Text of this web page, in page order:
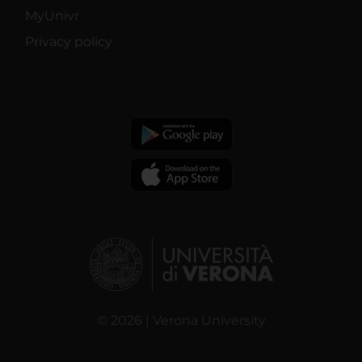
MyUnivr
Privacy policy
© 2026 | Verona University